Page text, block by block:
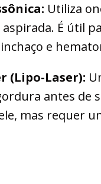
Utiliza
É útil
e
(Lipo-Laser):
antes de
mas requer